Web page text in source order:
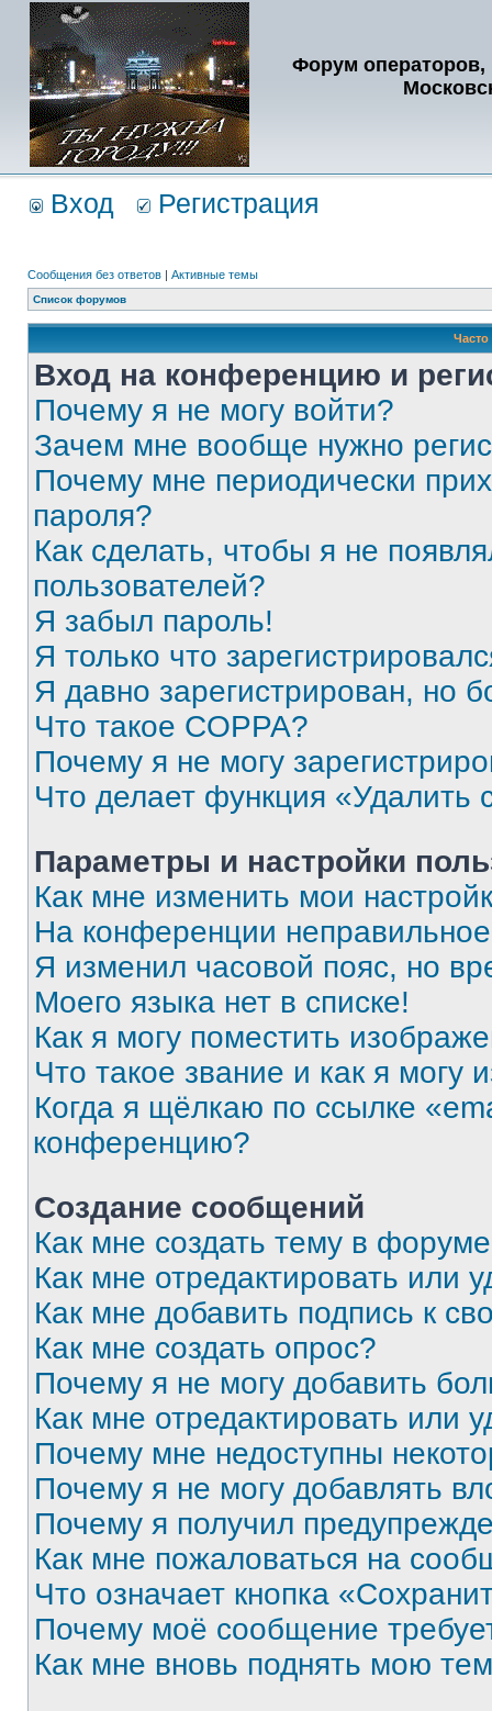
Форум операторов,
Вход Регистрация
Сообщения без ответов | Активные темы
Список форумов
Вход на конференцию и
Почему я не могу войти?
Зачем мне вообще нужно
Почему мне периодически
пароля?
Как сделать, чтобы я не
пользователей?
Я забыл пароль!
Я только что
Я давно зарегистрирован, но
Что такое COPPA?
Почему я не могу
Что делает функция «Удалить
Параметры и настройки
Как мне изменить мои
На конференции
Я изменил часовой пояс, но
Моего языка нет в списке!
Как я могу поместить
Что такое звание и как я могу
Когда я щёлкаю по ссылке
конференцию?
Создание сообщений
Как мне создать тему в
Как мне отредактировать или
Как мне добавить подпись к
Как мне создать опрос?
Почему я не могу добавить
Как мне отредактировать или
Почему мне недоступны
Почему я не могу добавлять
Почему я получил
Как мне пожаловаться на
Что означает кнопка
Почему моё сообщение
Как мне вновь поднять мою